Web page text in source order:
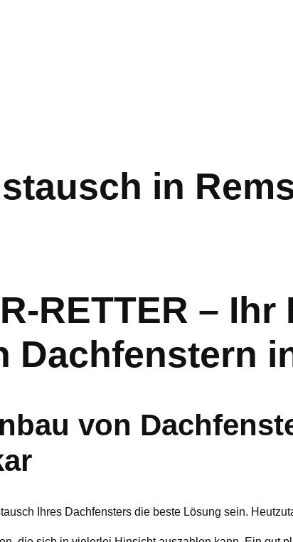
in
RETTER –
Dachfenstern
von
Ihres Dachfensters die beste Lösung sein.